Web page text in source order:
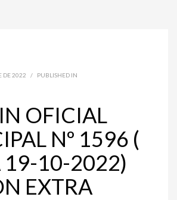
DE 2022 / PUBLISHED IN
OFICIAL
Nº 1596 (
19-10-2022)
EXTRA